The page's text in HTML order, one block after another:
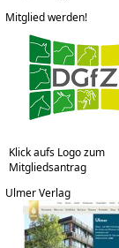
Mitglied werden!
Klick aufs Logo zum
Mitgliedsantrag
Ulmer Verlag